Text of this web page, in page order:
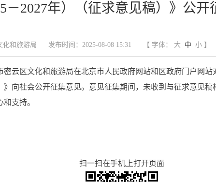
－2027年）（征求意见稿）》公开
化和旅游局 发布时间：2025-08-08 15:31 【 字体： 大 中 小】
密云区文化和旅游局在北京市人民政府网站和区政府门户网
》向社会公开征集意见。意见征集期间，未收到与征求意见稿
支持。
扫一扫在手机上打开页面